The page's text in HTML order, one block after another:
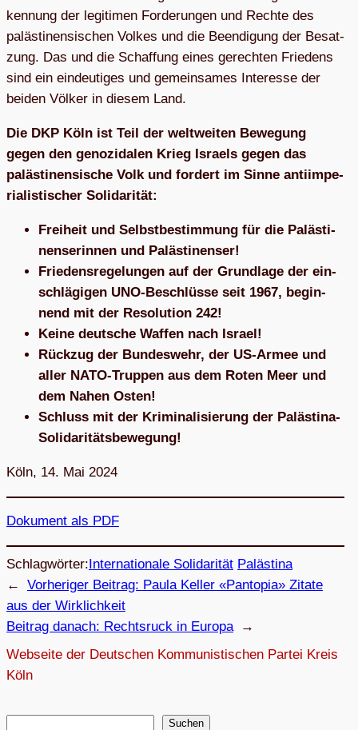
ken­nung der legi­ti­men For­de­run­gen und Rechte des
paläs­ti­nen­si­schen Vol­kes und die Been­di­gung der Besat­
zung. Das und die Schaf­fung eines gerech­ten Frie­dens
sind ein ein­deu­ti­ges und gemein­sa­mes Inter­esse der
bei­den Völ­ker in die­sem Land.
Die DKP Köln ist Teil der welt­wei­ten Bewe­gung
gegen den geno­zi­da­len Krieg Isra­els gegen das
paläs­ti­nen­si­sche Volk und for­dert im Sinne anti­im­pe­
ria­lis­ti­scher Solidarität:
Frei­heit und Selbst­be­stim­mung für die Paläs­ti­
nen­se­rin­nen und Palästinenser!
Frie­dens­re­ge­lun­gen auf der Grund­lage der ein­
schlä­gi­gen UNO-Beschlüsse seit 1967, begin­
nend mit der Reso­lu­tion 242!
Keine deut­sche Waf­fen nach Israel!
Rück­zug der Bun­des­wehr, der US-Armee und
aller NATO-Trup­pen aus dem Roten Meer und
dem Nahen Osten!
Schluss mit der Kri­mi­na­li­sie­rung der Palästina-
Solidaritätsbewegung!
Köln, 14. Mai 2024
Doku­ment als PDF
Schlagwörter:Internationale Solidarität Palästina
←
Vorheriger Beitrag: Paula Kel­ler «Pan­to­pia» Zitate
aus der Wirklichkeit
Beitrag danach: Rechts­ruck in Europa
→
Webseite der Deutschen Kommunistischen Partei Kreis
Köln
Suchen